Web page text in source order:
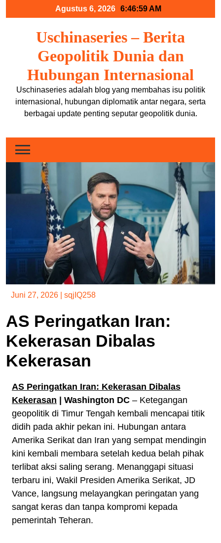
Agustus 6, 2026 6:46:59 AM
Uschinaseries – Berita
Geopolitik Dunia dan
Hubungan Internasional
Uschinaseries adalah blog yang membahas isu politik
internasional, hubungan diplomatik antar negara, serta
berbagai update penting seputar geopolitik dunia.
Juni 27, 2026 sqjIQ258
AS Peringatkan Iran:
Kekerasan Dibalas
Kekerasan
AS Peringatkan Iran: Kekerasan Dibalas
Kekerasan | Washington DC – Ketegangan
geopolitik di Timur Tengah kembali mencapai titik
didih pada akhir pekan ini. Hubungan antara
Amerika Serikat dan Iran yang sempat mendingin
kini kembali membara setelah kedua belah pihak
terlibat aksi saling serang. Menanggapi situasi
terbaru ini, Wakil Presiden Amerika Serikat, JD
Vance, langsung melayangkan peringatan yang
sangat keras dan tanpa kompromi kepada
pemerintah Teheran.